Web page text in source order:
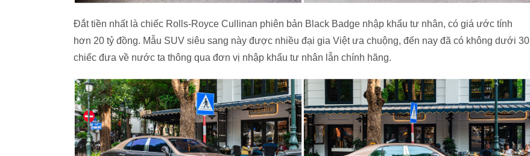
Đắt tiền nhất là chiếc Rolls-Royce Cullinan phiên bản Black Badge nhập khẩu tư nhân, có giá ước tính
hơn 20 tỷ đồng. Mẫu SUV siêu sang này được nhiều đại gia Việt ưa chuộng, đến nay đã có không dưới 30
chiếc đưa về nước ta thông qua đơn vị nhập khẩu tư nhân lẫn chính hãng.